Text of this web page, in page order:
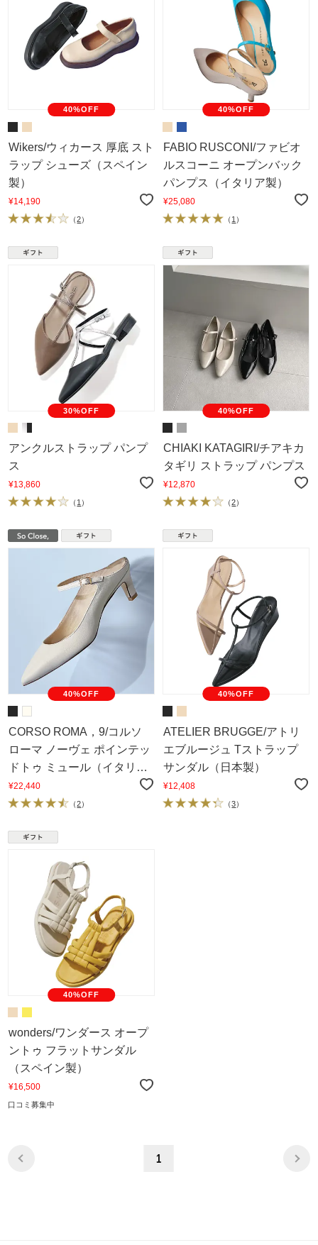
40%OFF
Wikers/ウィカース 厚底 スト
ラップ シューズ（スペイン
製）
¥14,190
（2）
40%OFF
FABIO RUSCONI/ファビオ
ルスコーニ オープンバック
パンプス（イタリア製）
¥25,080
（ 1 ）
30%OFF
アンクルストラップ パンプ
ス
¥13,860
（ 1 ）
40%OFF
CHIAKI KATAGIRI/チアキカ
タギリ ストラップ パンプス
¥12,870
（2）
40%OFF
CORSO ROMA，9/コルソ
ローマ ノーヴェ ポインテッ
ドトゥ ミュール（イタリア
製）
¥22,440
（2）
40%OFF
ATELIER BRUGGE/アトリ
エブルージュ Tストラップ
サンダル（日本製）
¥12,408
（3）
40%OFF
wonders/ワンダース オープ
ントゥ フラットサンダル
（スペイン製）
¥16,500
口コミ募集中
1